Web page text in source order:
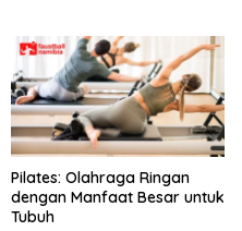
Pilates: Olahraga Ringan
dengan Manfaat Besar untuk
Tubuh